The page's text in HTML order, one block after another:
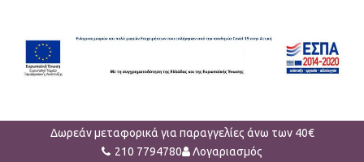
Δωρεάν μεταφορικά για παραγγελίες άνω των 40€
210 7794780
Λογαριασμός